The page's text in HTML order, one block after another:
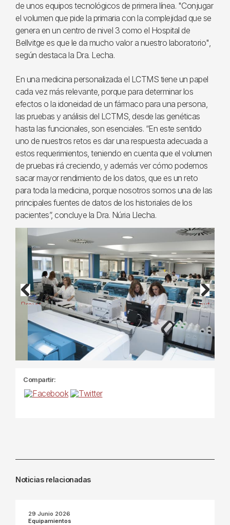
de unos equipos tecnológicos de primera línea. "Conjugar
el volumen que pide la primaria con la complejidad que se
genera en un centro de nivel 3 como el Hospital de
Bellvitge es que le da mucho valor a nuestro laboratorio",
según destaca la Dra. Lecha.
En una medicina personalizada el LCTMS tiene un papel
cada vez más relevante, porque para determinar los
efectos o la idoneidad de un fármaco para una persona,
las pruebas y análisis del LCTMS, desde las genéticas
hasta las funcionales, son esenciales. “En este sentido
uno de nuestros retos es dar una respuesta adecuada a
estos requerimientos, teniendo en cuenta que el volumen
de pruebas irá creciendo, y además ver cómo podemos
sacar mayor rendimiento de los datos, que es un reto
para toda la medicina, porque nosotros somos una de las
principales fuentes de datos de los historiales de los
pacientes”, concluye la Dra. Núria Llecha.
Previous Next
Compartir:
Noticias relacionadas
29 Junio 2026
Equipamientos